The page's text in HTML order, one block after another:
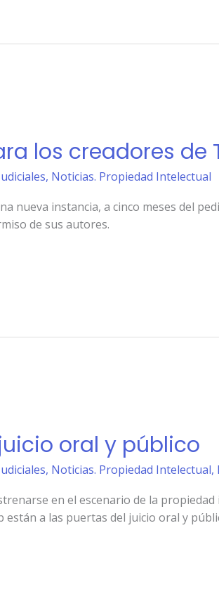
los creadores de
, Noticias. Propiedad Intelectual
nueva instancia, a cinco meses del
de sus autores.
oral y público
, Noticias. Propiedad Intelectual,
en el escenario de la propiedad
a las puertas del juicio oral y